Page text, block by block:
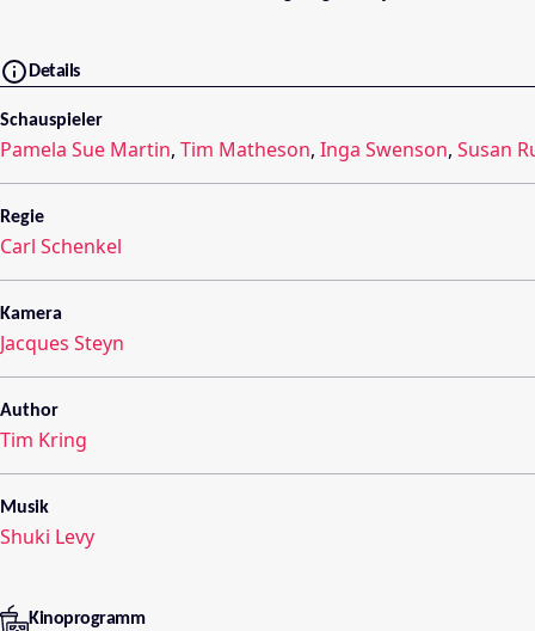
Details
Schauspieler
Pamela Sue Martin, Tim Matheson, Inga Swenson, Susan
Regie
Carl Schenkel
Kamera
Jacques Steyn
Author
Tim Kring
Musik
Shuki Levy
Kinoprogramm